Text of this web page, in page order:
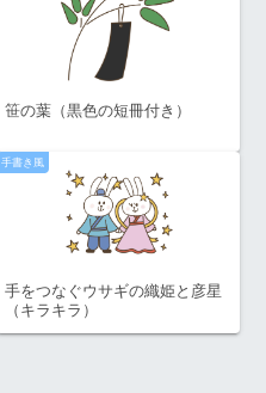
笹の葉（黒色の短冊付き）
手書き風
手をつなぐウサギの織姫と彦星
（キラキラ）